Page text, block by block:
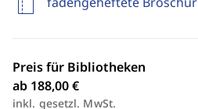
Preis für Bibliotheken
ab 188,00 €
inkl. gesetzl. MwSt.